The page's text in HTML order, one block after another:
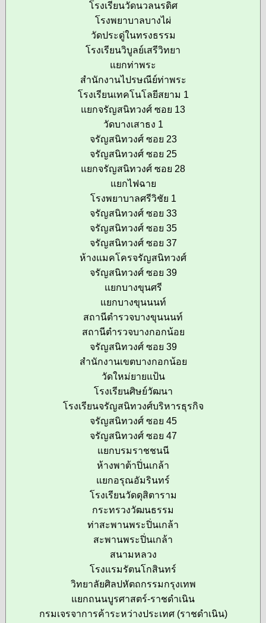
โรงเรียนวัดนวลนรดิศ
โรงพยาบาลบางไผ่
วัดประดู่ในทรงธรรม
โรงเรียนวิบูลย์เสรีวิทยา
แยกท่าพระ
สำนักงานไปรษณีย์ท่าพระ
โรงเรียนเทคโนโลยีสยาม 1
แยกจรัญสนิทวงศ์ ซอย 13
วัดบางเสาธง 1
จรัญสนิทวงศ์ ซอย 23
จรัญสนิทวงศ์ ซอย 25
แยกจรัญสนิทวงศ์ ซอย 28
แยกไฟฉาย
โรงพยาบาลศรีวิชัย 1
จรัญสนิทวงศ์ ซอย 33
จรัญสนิทวงศ์ ซอย 35
จรัญสนิทวงศ์ ซอย 37
ห้างแมคโครจรัญสนิทวงศ์
จรัญสนิทวงศ์ ซอย 39
แยกบางขุนศรี
แยกบางขุนนนท์
สถานีตำรวจบางขุนนนท์
สถานีตำรวจบางกอกน้อย
จรัญสนิทวงศ์ ซอย 39
สำนักงานเขตบางกอกน้อย
วัดใหม่ยายแป้น
โรงเรียนศิษย์วัฒนา
โรงเรียนจรัญสนิทวงศ์บริหารธุรกิจ
จรัญสนิทวงศ์ ซอย 45
จรัญสนิทวงศ์ ซอย 47
แยกบรมราชชนนี
ห้างพาต้าปิ่นเกล้า
แยกอรุณอัมรินทร์
โรงเรียนวัดดุสิตาราม
กระทรวงวัฒนธรรม
ท่าสะพานพระปิ่นเกล้า
สะพานพระปิ่นเกล้า
สนามหลวง
โรงแรมรัตนโกสินทร์
วิทยาลัยศิลปหัตถกรรมกรุงเทพ
แยกถนนบูรศาสตร์-ราชดำเนิน
กรมเจรจาการค้าระหว่างประเทศ (ราชดำเนิน)